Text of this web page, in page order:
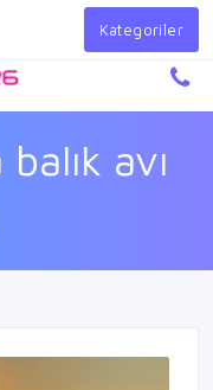
Giriş Yap
avı
Kategoriler